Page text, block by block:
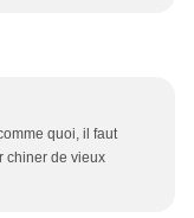
quoi, il faut
chiner de vieux